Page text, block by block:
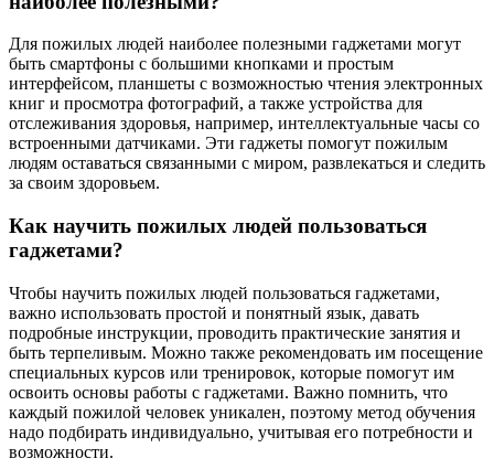
Для пожилых людей наиболее полезными гаджетами могут
быть смартфоны с большими кнопками и простым
интерфейсом, планшеты с возможностью чтения электронных
книг и просмотра фотографий, а также устройства для
отслеживания здоровья, например, интеллектуальные часы со
встроенными датчиками. Эти гаджеты помогут пожилым
людям оставаться связанными с миром, развлекаться и следить
за своим здоровьем.
Как научить пожилых людей пользоваться
гаджетами?
Чтобы научить пожилых людей пользоваться гаджетами,
важно использовать простой и понятный язык, давать
подробные инструкции, проводить практические занятия и
быть терпеливым. Можно также рекомендовать им посещение
специальных курсов или тренировок, которые помогут им
освоить основы работы с гаджетами. Важно помнить, что
каждый пожилой человек уникален, поэтому метод обучения
надо подбирать индивидуально, учитывая его потребности и
возможности.